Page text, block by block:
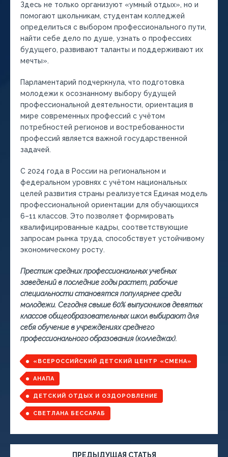
Здесь не только организуют «умный отдых», но и
помогают школьникам, студентам колледжей
определиться с выбором профессионального пути,
найти себе дело по душе, узнать о профессиях
будущего, развивают таланты и поддерживают их
мечты».
Парламентарий подчеркнула, что подготовка
молодежи к осознанному выбору будущей
профессиональной деятельности, ориентация в
мире современных профессий с учётом
потребностей регионов и востребованности
профессий является важной государственной
задачей.
С 2024 года в России на региональном и
федеральном уровнях с учётом национальных
целей развития страны реализуется Единая модель
профессиональной ориентации для обучающихся
6–11 классов. Это позволяет формировать
квалифицированные кадры, соответствующие
запросам рынка труда, способствует устойчивому
экономическому росту.
Престиж средних профессиональных учебных
заведений в последние годы растет, рабочие
специальности становятся популярнее среди
молодежи. Сегодня свыше 60% выпускников девятых
классов общеобразовательных школ выбирают для
себя обучение в учреждениях среднего
профессионального образования (колледжах).
«ВСЕРОССИЙСКИЙ ДЕТСКИЙ ЦЕНТР «СМЕНА»
АНАПА
ДЕТСКИЙ ОТДЫХ И ОЗДОРОВЛЕНИЕ
СВЕТЛАНА БЕССАРАБ
ПРЕДЫДУЩАЯ СТАТЬЯ